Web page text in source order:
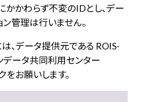
かかわらず不変のIDとし、デー
ン管理は行いません。
、データ提供元である ROIS-
データ共同利用センター
をお願いします。